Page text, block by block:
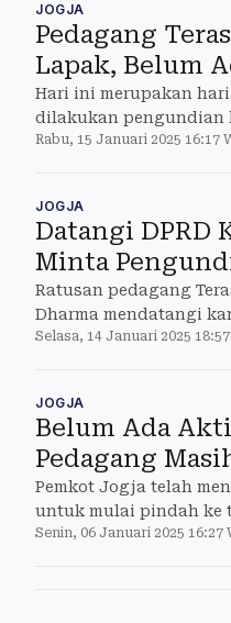
JOGJA
Pedagang
Lapak, Belum
Hari ini merupakan
dilakukan pengundian
pindahan
Rabu, 15 Januari 2025 16:17
JOGJA
Datangi DPRD
Minta
Ratusan pedagang
Dharma mendatangi
Selasa, 14 Januari 2025
JOGJA
Belum Ada
Pedagang
Pemkot Jogja telah
untuk mulai pindah ke
Senin, 06 Januari 2025 16:27